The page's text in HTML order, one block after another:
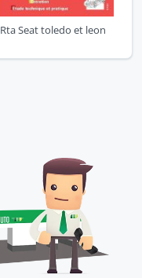
Rta Seat toledo et leon